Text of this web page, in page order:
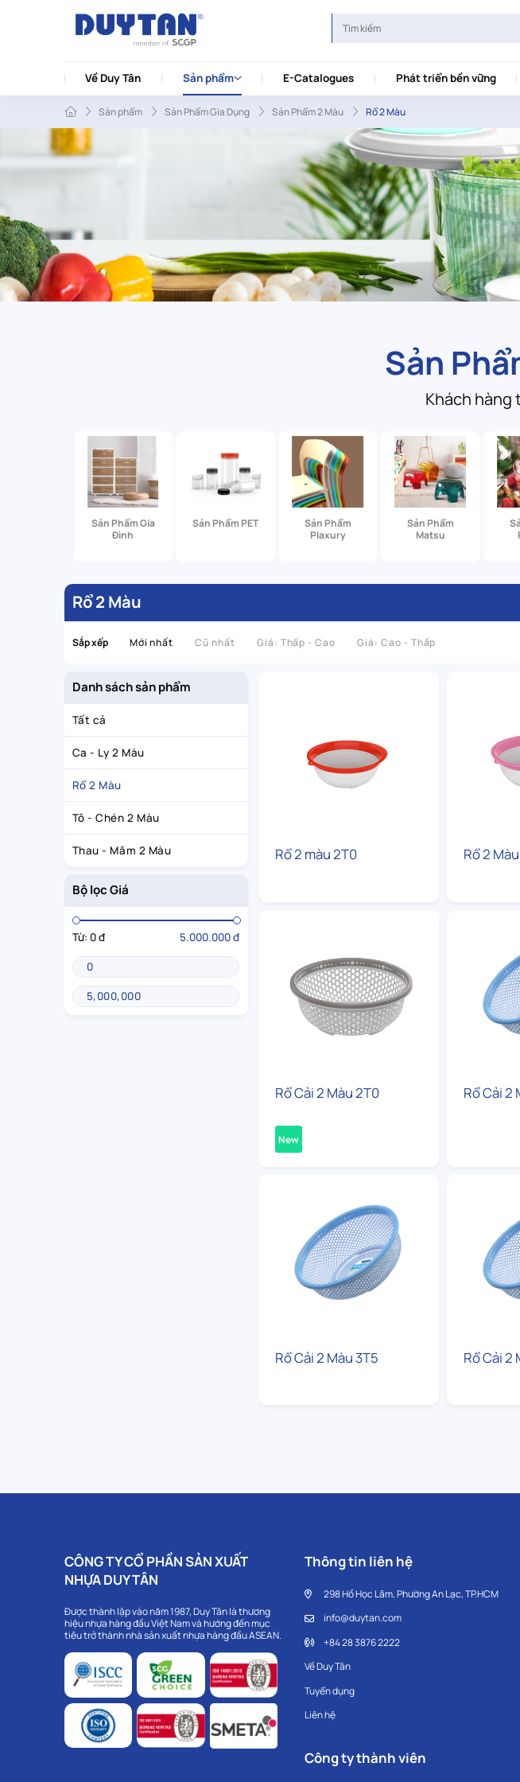
Về Duy Tân Sản phẩm E-Catalogues Phát triển bền vững
Sản phẩm Sản Phẩm Gia Dụng Sản Phẩm 2 Màu Rổ 2 Màu
Sản
Khách hàng
Sản Phẩm Gia
Đình
Sản Phẩm PET
Sản Phẩm
Plaxury
Sản Phẩm
Matsu
Rổ 2 Màu
Sắp xếp Mới nhất Cũ nhất Giá: Thấp - Cao Giá: Cao - Thấp
Danh sách sản phẩm
Tất cả
Ca - Ly 2 Màu
Rổ 2 Màu
Tô - Chén 2 Màu
Thau - Mâm 2 Màu
Bộ lọc Giá
Từ: 0 đ 5.000.000 đ
Rổ 2 màu 2T0 Rổ 2
Rổ Cải 2 Màu 2T0
New
Rổ Cải 2
Rổ Cải 2 Màu 3T5 Rổ Cải 2
CÔNG TY CỔ PHẦN SẢN XUẤT
NHỰA DUY TÂN
Được thành lập vào năm 1987, Duy Tân là thương
hiệu nhựa hàng đầu Việt Nam và hướng đến mục
tiêu trở thành nhà sản xuất nhựa hàng đầu ASEAN.
Thông tin liên hệ
298 Hồ Học Lãm, Phường An Lạc, TP.HCM
info@duytan.com
+84 28 3876 2222
Về Duy Tân
Tuyển dụng
Liên hệ
Công ty thành viên